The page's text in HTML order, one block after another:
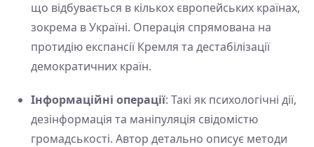
що відбувається в кількох європейських країнах,
зокрема в Україні. Операція спрямована на
протидію експансії Кремля та дестабілізації
демократичних країн.
Інформаційні операції: Такі як психологічні дії,
дезінформація та маніпуляція свідомістю
громадськості. Автор детально описує методи